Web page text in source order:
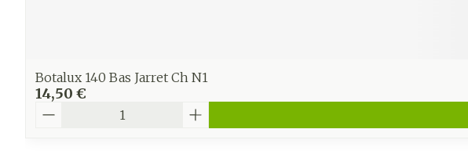
Botalux 140 Bas Jarret Ch N1
14,50 €